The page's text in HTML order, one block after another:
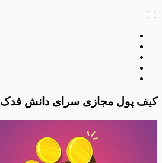
کیف پول مجازی سرای دانش فدک